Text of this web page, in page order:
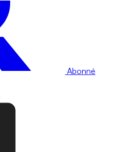
Abonné